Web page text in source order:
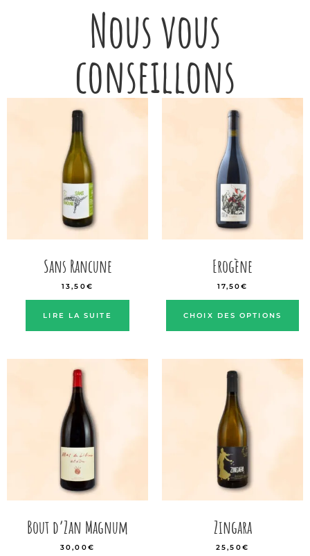
Nous vous
conseillons
Sans Rancune
13,50€
LIRE LA SUITE
Erogène
17,50€
CHOIX DES OPTIONS
Bout d’Zan Magnum
30,00€
Zingara
25,50€